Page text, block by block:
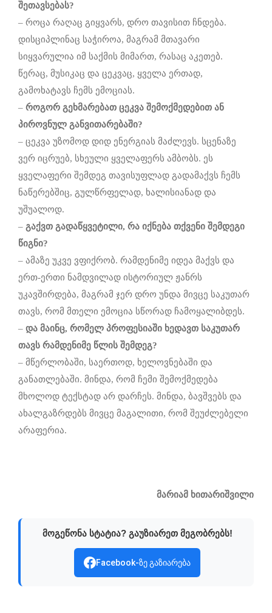
შეთავსებას?
– როცა რაღაც გიყვარს, დრო თავისით ჩნდება.
დისციპლინაც საჭიროა, მაგრამ მთავარი
სიყვარულია იმ საქმის მიმართ, რასაც აკეთებ.
წერაც, მუსიკაც და ცეკვაც, ყველა ერთად,
გამოხატავს ჩემს ემოციას.
– როგორ გეხმარებათ ცეკვა შემოქმედებით ან
პიროვნულ განვითარებაში?
– ცეკვა უზომოდ დიდ ენერგიას მაძლევს. სცენაზე
ვერ იცრუებ, სხეული ყველაფერს ამბობს. ეს
ყველაფერი შემდეგ თავისუფლად გადამაქვს ჩემს
ნაწერებშიც, გულწრფელად, ხალისიანად და
უშუალოდ.
– გაქვთ გადაწყვეტილი, რა იქნება თქვენი შემდეგი
წიგნი?
– ამაზე უკვე ვფიქრობ. რამდენიმე იდეა მაქვს და
ერთ-ერთი ნამდვილად ისტორიულ ჟანრს
უკავშირდება, მაგრამ ჯერ დრო უნდა მივცე საკუთარ
თავს, რომ მთელი ემოცია სწორად ჩამოყალიბდეს.
– და მაინც, რომელ პროფესიაში ხედავთ საკუთარ
თავს რამდენიმე წლის შემდეგ?
– მწერლობაში, საერთოდ, ხელოვნებაში და
განათლებაში. მინდა, რომ ჩემი შემოქმედება
მხოლოდ ტექსტად არ დარჩეს. მინდა, ბავშვებს და
ახალგაზრდებს მივცე მაგალითი, რომ შეუძლებელი
არაფერია.
მარიამ ხითარიშვილი
მოგეწონა სტატია? გაუზიარეთ მეგობრებს!
Facebook-ზე გაზიარება